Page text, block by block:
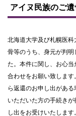
アイヌ民族のご
北海道大学及び札幌医
骨等のうち、身元が判
た。本件に関し、お心
合わせをお願い致しま
ら返還のお申し出があ
いただいた方の手続き
し出をお受けいたしま